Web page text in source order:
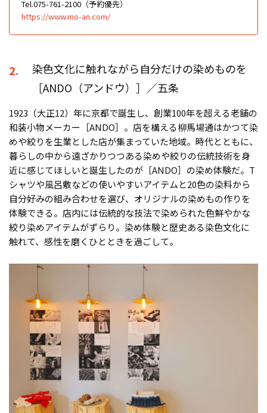
Tel.075-761-2100（予約優先）
https://www.mo-an.com/
2.
染色文化に触れながら自分だけの染めものを
［ANDO（アンドウ）］／五条
1923（大正12）年に京都で誕生し、創業100年を超える老舗の
和装小物メーカー［ANDO］。店を構える柳馬場通はかつて染
めや絞りを生業とした店が集まっていた地域。時代とともに、
暮らしの中から遠ざかりつつある染めや絞りの伝統技術を身
近に感じてほしいと誕生したのが［ANDO］の染め体験だ。T
シャツや風呂敷などの使いやすいアイテムと20色の染料から
自分好みの組み合わせを選び、オリジナルの染めもの作りを
体験できる。店内には伝統的な技法で染められた色鮮やかな
絞り染めアイテムがずらり。染め体験と歴史ある染色文化に
触れて、感性を磨くひとときを過ごして。